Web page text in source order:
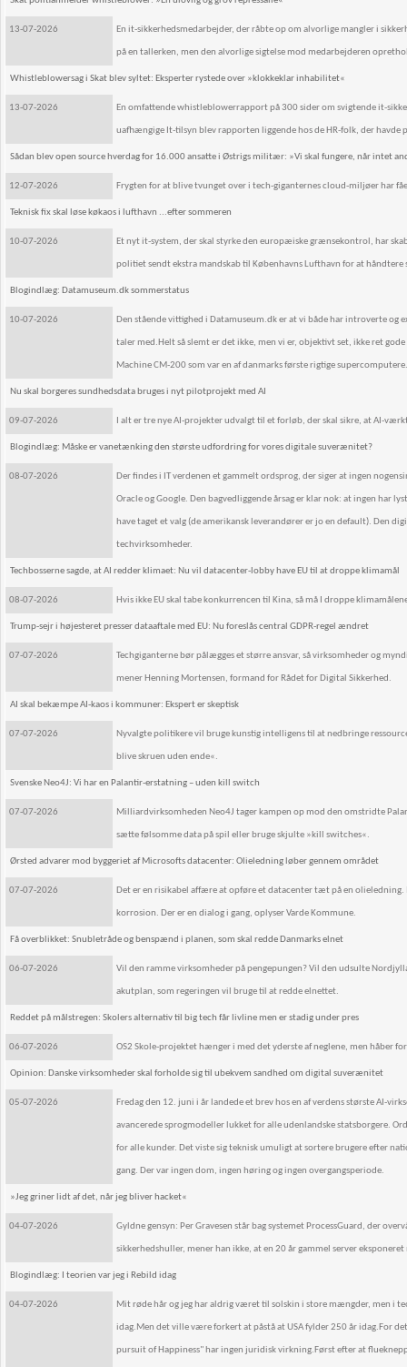
13-07-2026 En it-sikkerhedsmedarbejder, der råbte op om alvorlige mangler i
på en tallerken, men den alvorlige sigtelse mod medarbejderen
Whistleblowersag i Skat blev syltet: Eksperter rystede over »klokkeklar inhabilitet«
13-07-2026 En omfattende whistleblowerrapport på 300 sider om svigtende it-
uafhængige It-tilsyn blev rapporten liggende hos de HR-folk, der
Sådan blev open source hverdag for 16.000 ansatte i Østrigs militær: »Vi skal fungere, når intet
12-07-2026 Frygten for at blive tvunget over i tech-giganternes cloud-miljøer har
Teknisk fix skal løse køkaos i lufthavn ...efter sommeren
10-07-2026 Et nyt it-system, der skal styrke den europæiske grænsekontrol, har
politiet sendt ekstra mandskab til Københavns Lufthavn for at håndtere
Blogindlæg: Datamuseum.dk sommerstatus
10-07-2026 Den stående vittighed i Datamuseum.dk er at vi både har introverte og
taler med.Helt så slemt er det ikke, men vi er, objektivt set, ikke ret
Machine CM-200 som var en af danmarks første rigtige supercomputere.
Nu skal borgeres sundhedsdata bruges i nyt pilotprojekt med AI
09-07-2026 I alt er tre nye AI-projekter udvalgt til et forløb, der skal sikre, at AI-
Blogindlæg: Måske er vanetænking den største udfordring for vores digitale suverænitet?
08-07-2026 Der findes i IT verdenen et gammelt ordsprog, der siger at ingen
Oracle og Google. Den bagvedliggende årsag er klar nok: at ingen har
have taget et valg (de amerikansk leverandører er jo en default). Den
techvirksomheder.
Techbosserne sagde, at AI redder klimaet: Nu vil datacenter-lobby have EU til at droppe klimamål
08-07-2026 Hvis ikke EU skal tabe konkurrencen til Kina, så må I droppe
Trump-sejr i højesteret presser dataaftale med EU: Nu foreslås central GDPR-regel ændret
07-07-2026 Techgiganterne bør pålægges et større ansvar, så virksomheder og
mener Henning Mortensen, formand for Rådet for Digital Sikkerhed.
AI skal bekæmpe AI-kaos i kommuner: Ekspert er skeptisk
07-07-2026 Nyvalgte politikere vil bruge kunstig intelligens til at nedbringe
blive skruen uden ende«.
Svenske Neo4J: Vi har en Palantir-erstatning – uden kill switch
07-07-2026 Milliardvirksomheden Neo4J tager kampen op mod den omstridte
sætte følsomme data på spil eller bruge skjulte »kill switches«.
Ørsted advarer mod byggeriet af Microsofts datacenter: Olieledning løber gennem området
07-07-2026 Det er en risikabel affære at opføre et datacenter tæt på en
korrosion. Der er en dialog i gang, oplyser Varde Kommune.
Få overblikket: Snubletråde og benspænd i planen, som skal redde Danmarks elnet
06-07-2026 Vil den ramme virksomheder på pengepungen? Vil den udsulte
akutplan, som regeringen vil bruge til at redde elnettet.
Reddet på målstregen: Skolers alternativ til big tech får livline men er stadig under pres
06-07-2026 OS2 Skole-projektet hænger i med det yderste af neglene, men håber
Opinion: Danske virksomheder skal forholde sig til ubekvem sandhed om digital suverænitet
05-07-2026 Fredag den 12. juni i år landede et brev hos en af verdens største AI-
avancerede sprogmodeller lukket for alle udenlandske statsborgere.
for alle kunder. Det viste sig teknisk umuligt at sortere brugere efter
gang. Der var ingen dom, ingen høring og ingen overgangsperiode.
»Jeg griner lidt af det, når jeg bliver hacket«
04-07-2026 Gyldne gensyn: Per Gravesen står bag systemet ProcessGuard, der
sikkerhedshuller, mener han ikke, at en 20 år gammel server
Blogindlæg: I teorien var jeg i Rebild idag
04-07-2026 Mit røde hår og jeg har aldrig været til solskin i store mængder, men i
idag.Men det ville være forkert at påstå at USA fylder 250 år idag.For
pursuit of Happiness" har ingen juridisk virkning.Først efter at